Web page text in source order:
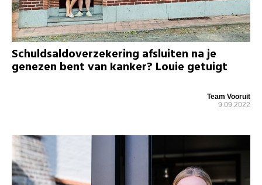
Schuldsaldoverzekering afsluiten na je
genezen bent van kanker? Louie getuigt
Team Vooruit
9.09.2022